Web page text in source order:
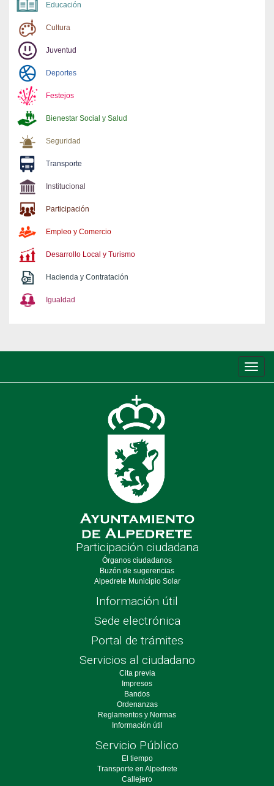
Educación
Cultura
Juventud
Deportes
Festejos
Bienestar Social y Salud
Seguridad
Transporte
Institucional
Participación
Empleo y Comercio
Desarrollo Local y Turismo
Hacienda y Contratación
Igualdad
de
Participación ciudadana
Órganos ciudadanos
Buzón de sugerencias
Alpedrete Municipio Solar
Información útil
Sede electrónica
Portal de trámites
Servicios al ciudadano
Cita previa
Impresos
Bandos
Ordenanzas
Reglamentos y Normas
Información útil
Servicio Público
El tiempo
Transporte en Alpedrete
Callejero